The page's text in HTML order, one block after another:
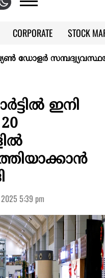
CORPORATE
STOCK
ഡോളര്‍
ഇനി
5:39 pm